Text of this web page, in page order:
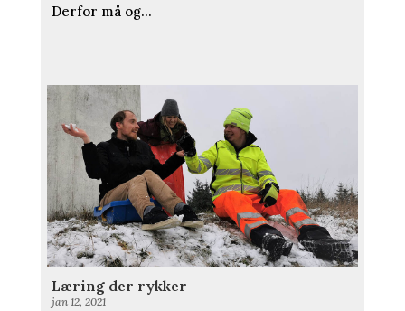
Derfor må og...
Læring der rykker
jan 12, 2021